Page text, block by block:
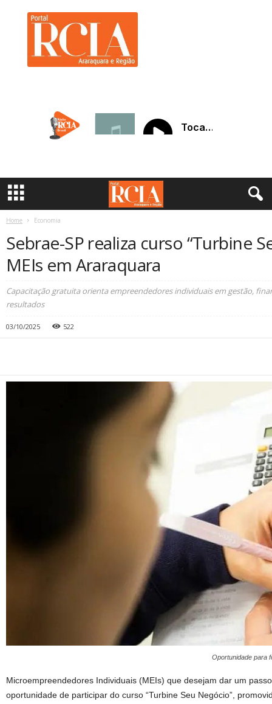
a
Home Economia
Sebrae-SP realiza curso “Turbine
MEIs em Araraquara
Capacitação gratuita orienta empreendedores individuais em gestão,
resultados
03/10/2025 522
Oportunidade para
Microempreendedores Individuais (MEIs) que desejam dar um
oportunidade de participar do curso “Turbine Seu Negócio”,